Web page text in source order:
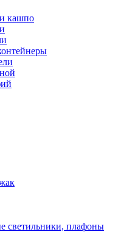
кашпо
светильники, плафоны